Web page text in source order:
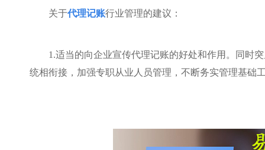
关于代理记账行业管理的建议：
1.适当的向企业宣传代理记账的好处和作用。同时
统相衔接，加强专职从业人员管理，不断务实管理基础